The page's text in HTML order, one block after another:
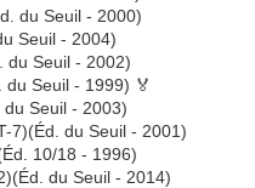
du Seuil - 2000)
Seuil - 2004)
du Seuil - 2002)
du Seuil - 1999) 🏅
du Seuil - 2003)
7)(Éd. du Seuil - 2001)
10/18 - 1996)
du Seuil - 2014)